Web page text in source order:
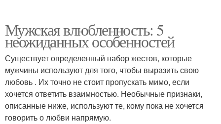
Мужская влюбленность: 5
неожиданных особенностей
Существует определенный набор жестов, которые
мужчины используют для того, чтобы выразить свою
любовь . Их точно не стоит пропускать мимо, если
хочется ответить взаимностью. Необычные признаки,
описанные ниже, используют те, кому пока не хочется
говорить о любви напрямую.